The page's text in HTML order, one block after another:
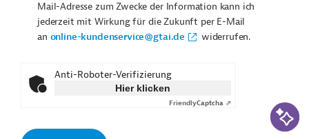
Mail-Adresse zum Zwecke der Information kann ich
jederzeit mit Wirkung für die Zukunft per E-Mail
an online-kundenservice@gtai.de widerrufen.
Anti-Roboter-Verifizierung
Hier klicken
FriendlyCaptcha ⇗ KI-